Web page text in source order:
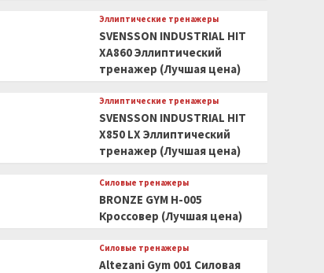
Эллиптические тренажеры
SVENSSON INDUSTRIAL HIT
XA860 Эллиптический
тренажер (Лучшая цена)
Эллиптические тренажеры
SVENSSON INDUSTRIAL HIT
X850 LX Эллиптический
тренажер (Лучшая цена)
Силовые тренажеры
BRONZE GYM H-005
Кроссовер (Лучшая цена)
Силовые тренажеры
Altezani Gym 001 Силовая